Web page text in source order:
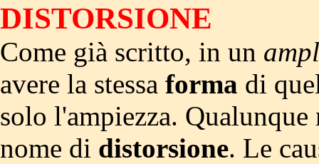
DISTORSIONE
Come già scritto, in un
avere la stessa forma di
solo l'ampiezza.
nome di distorsione. Le